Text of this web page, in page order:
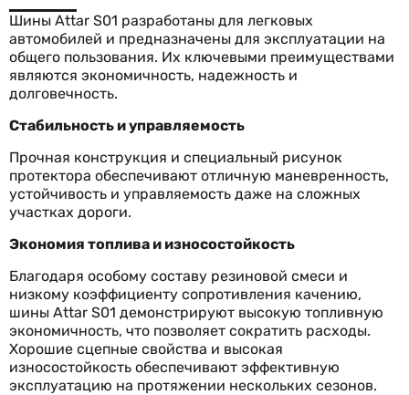
Шины Attar S01 разработаны для легковых
автомобилей и предназначены для эксплуатации на
общего пользования. Их ключевыми преимуществами
являются экономичность, надежность и
долговечность.
Стабильность и управляемость
Прочная конструкция и специальный рисунок
протектора обеспечивают отличную маневренность,
устойчивость и управляемость даже на сложных
участках дороги.
Экономия топлива и износостойкость
Благодаря особому составу резиновой смеси и
низкому коэффициенту сопротивления качению,
шины Attar S01 демонстрируют высокую топливную
экономичность, что позволяет сократить расходы.
Хорошие сцепные свойства и высокая
износостойкость обеспечивают эффективную
эксплуатацию на протяжении нескольких сезонов.